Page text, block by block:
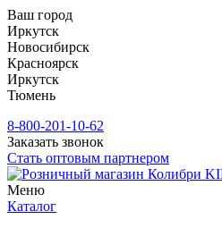
Ваш город
Иркутск
Новосибирск
Красноярск
Иркутск
Тюмень
8-800-201-10-62
Заказать звонок
Стать оптовым партнером
Меню
Каталог